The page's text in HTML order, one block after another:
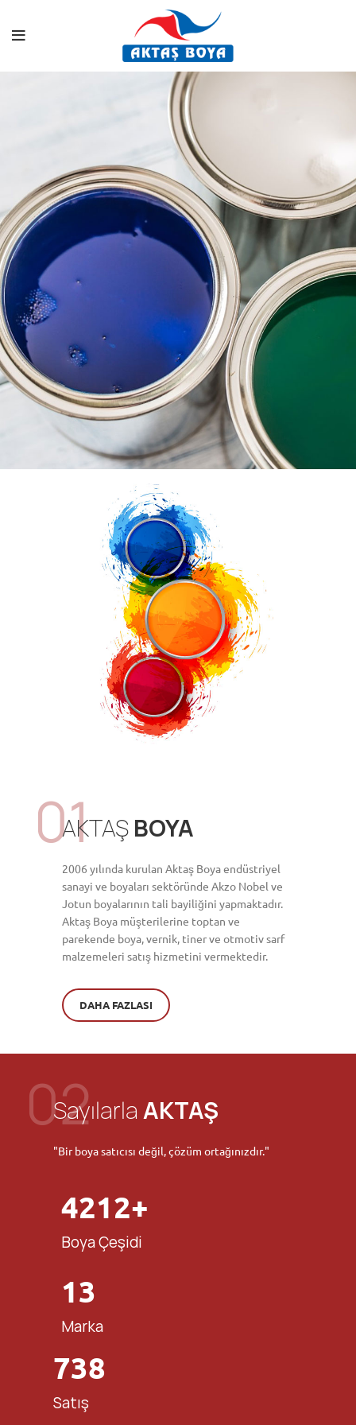
AKTAŞ BOYA
Hayatınızı Renklendirin!
01
AKTAŞ BOYA
2006 yılında kurulan Aktaş Boya endüstriyel
sanayi ve boyaları sektöründe Akzo Nobel ve
Jotun boyalarının tali bayiliğini yapmaktadır.
Aktaş Boya müşterilerine toptan ve
parekende boya, vernik, tiner ve otmotiv sarf
malzemeleri satış hizmetini vermektedir.
DAHA FAZLASI
02
SayılarlaAKTAŞ
"Bir boya satıcısı değil, çözüm ortağınızdır."
4212+
Boya Çeşidi
13
Marka
738
Satış